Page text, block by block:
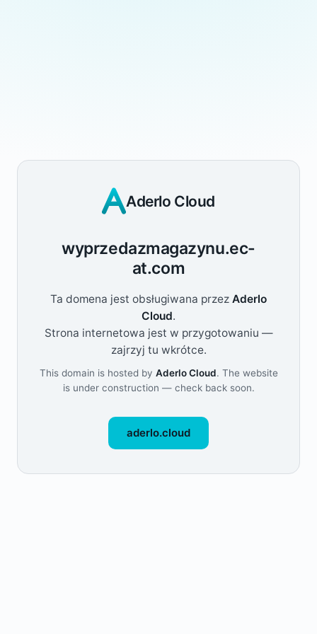
Aderlo Cloud
wyprzedazmagazynu.ec-
at.com
Ta domena jest obsługiwana przez Aderlo
Cloud.
Strona internetowa jest w przygotowaniu —
zajrzyj tu wkrótce.
This domain is hosted by Aderlo Cloud. The website
is under construction — check back soon.
aderlo.cloud